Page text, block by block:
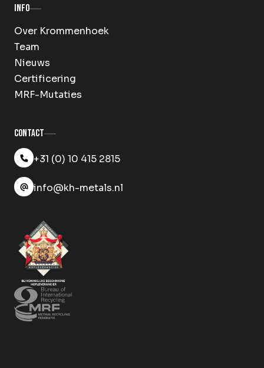
Info
Over Krommenhoek
Team
Nieuws
Certificering
MRF-Mutaties
Contact
+31 (0) 10 415 2815
info@kh-metals.nl